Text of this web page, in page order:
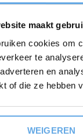
maakt
cookies om
te
en
of die ze hebben
WEIGEREN
nauwkeurige
werkstukken
naar links en
bevestiging van
voor een schone
zaagblad voor